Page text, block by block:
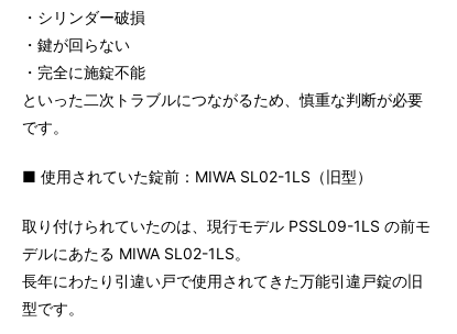
・シリンダー破損
・鍵が回らない
・完全に施錠不能
といった二次トラブルにつながるため、慎重な判断が必要
です。
■ 使用されていた錠前：MIWA SL02-1LS（旧型）
取り付けられていたのは、現行モデル PSSL09-1LS の前モ
デルにあたる MIWA SL02-1LS。
長年にわたり引違い戸で使用されてきた万能引違戸錠の旧
型です。